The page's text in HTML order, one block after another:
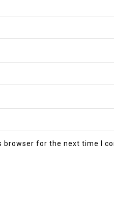
browser for the next time I